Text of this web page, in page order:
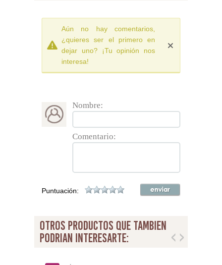
Aún no hay comentarios,
¿quieres ser el primero en
dejar uno? ¡Tu opinión nos
interesa!
Nombre:
Comentario:
Puntuación:
otros productos que tambien
podrian interesarte: